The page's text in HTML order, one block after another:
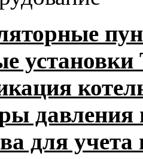
давления
для учета